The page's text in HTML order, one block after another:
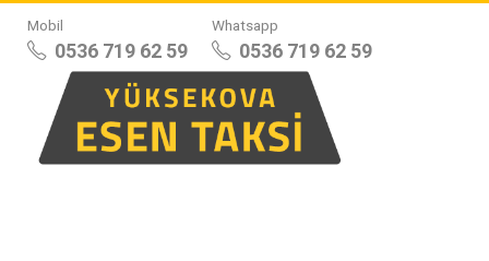
Mobil
0536 719 62 59
Whatsapp
0536 719 62 59